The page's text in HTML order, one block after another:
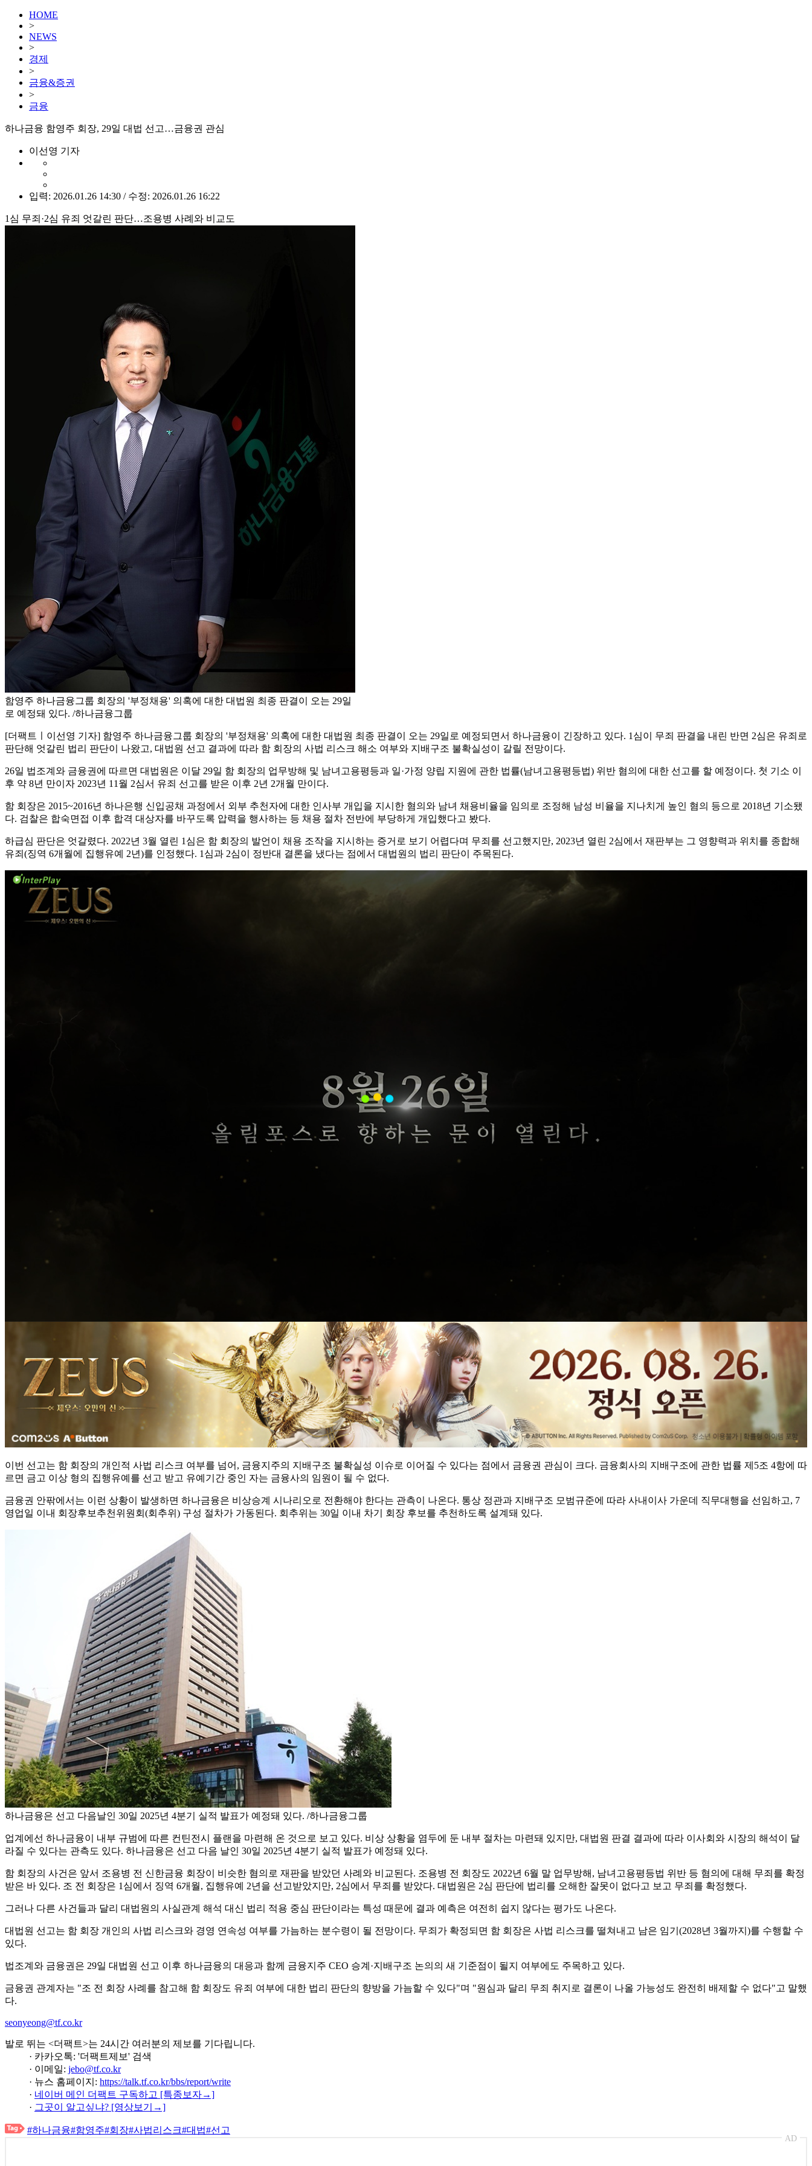
HOME
>
NEWS
>
경제
>
금융&증권
>
금융
하나금융 함영주 회장, 29일 대법 선고…금융권 관심
이선영 기자
입력: 2026.01.26 14:30 / 수정: 2026.01.26 16:22
1심 무죄·2심 유죄 엇갈린 판단…조용병 사례와 비교도
함영주 하나금융그룹 회장의 '부정채용' 의혹에 대한 대법원 최종 판결이 오는 29일
로 예정돼 있다. /하나금융그룹
[더팩트ㅣ이선영 기자] 함영주 하나금융그룹 회장의 '부정채용' 의혹에 대한 대법원 최종 판결이 오는 29일로 예정되면서 하나금융이 긴장하고 있다. 1심이 무죄 판결을 내린 반면 2심은 유죄로
판단해 엇갈린 법리 판단이 나왔고, 대법원 선고 결과에 따라 함 회장의 사법 리스크 해소 여부와 지배구조 불확실성이 갈릴 전망이다.
26일 법조계와 금융권에 따르면 대법원은 이달 29일 함 회장의 업무방해 및 남녀고용평등과 일·가정 양립 지원에 관한 법률(남녀고용평등법) 위반 혐의에 대한 선고를 할 예정이다. 첫 기소 이
후 약 8년 만이자 2023년 11월 2심서 유죄 선고를 받은 이후 2년 2개월 만이다.
함 회장은 2015~2016년 하나은행 신입공채 과정에서 외부 추천자에 대한 인사부 개입을 지시한 혐의와 남녀 채용비율을 임의로 조정해 남성 비율을 지나치게 높인 혐의 등으로 2018년 기소됐
다. 검찰은 합숙면접 이후 합격 대상자를 바꾸도록 압력을 행사하는 등 채용 절차 전반에 부당하게 개입했다고 봤다.
하급심 판단은 엇갈렸다. 2022년 3월 열린 1심은 함 회장의 발언이 채용 조작을 지시하는 증거로 보기 어렵다며 무죄를 선고했지만, 2023년 열린 2심에서 재판부는 그 영향력과 위치를 종합해
유죄(징역 6개월에 집행유예 2년)를 인정했다. 1심과 2심이 정반대 결론을 냈다는 점에서 대법원의 법리 판단이 주목된다.
이번 선고는 함 회장의 개인적 사법 리스크 여부를 넘어, 금융지주의 지배구조 불확실성 이슈로 이어질 수 있다는 점에서 금융권 관심이 크다. 금융회사의 지배구조에 관한 법률 제5조 4항에 따
르면 금고 이상 형의 집행유예를 선고 받고 유예기간 중인 자는 금융사의 임원이 될 수 없다.
금융권 안팎에서는 이런 상황이 발생하면 하나금융은 비상승계 시나리오로 전환해야 한다는 관측이 나온다. 통상 정관과 지배구조 모범규준에 따라 사내이사 가운데 직무대행을 선임하고, 7
영업일 이내 회장후보추천위원회(회추위) 구성 절차가 가동된다. 회추위는 30일 이내 차기 회장 후보를 추천하도록 설계돼 있다.
하나금융은 선고 다음날인 30일 2025년 4분기 실적 발표가 예정돼 있다. /하나금융그룹
업계에선 하나금융이 내부 규범에 따른 컨틴전시 플랜을 마련해 온 것으로 보고 있다. 비상 상황을 염두에 둔 내부 절차는 마련돼 있지만, 대법원 판결 결과에 따라 이사회와 시장의 해석이 달
라질 수 있다는 관측도 있다. 하나금융은 선고 다음 날인 30일 2025년 4분기 실적 발표가 예정돼 있다.
함 회장의 사건은 앞서 조용병 전 신한금융 회장이 비슷한 혐의로 재판을 받았던 사례와 비교된다. 조용병 전 회장도 2022년 6월 말 업무방해, 남녀고용평등법 위반 등 혐의에 대해 무죄를 확정
받은 바 있다. 조 전 회장은 1심에서 징역 6개월, 집행유예 2년을 선고받았지만, 2심에서 무죄를 받았다. 대법원은 2심 판단에 법리를 오해한 잘못이 없다고 보고 무죄를 확정했다.
그러나 다른 사건들과 달리 대법원의 사실관계 해석 대신 법리 적용 중심 판단이라는 특성 때문에 결과 예측은 여전히 쉽지 않다는 평가도 나온다.
대법원 선고는 함 회장 개인의 사법 리스크와 경영 연속성 여부를 가늠하는 분수령이 될 전망이다. 무죄가 확정되면 함 회장은 사법 리스크를 떨쳐내고 남은 임기(2028년 3월까지)를 수행할 수
있다.
법조계와 금융권은 29일 대법원 선고 이후 하나금융의 대응과 함께 금융지주 CEO 승계·지배구조 논의의 새 기준점이 될지 여부에도 주목하고 있다.
금융권 관계자는 "조 전 회장 사례를 참고해 함 회장도 유죄 여부에 대한 법리 판단의 향방을 가늠할 수 있다"며 "원심과 달리 무죄 취지로 결론이 나올 가능성도 완전히 배제할 수 없다"고 말했
다.
seonyeong@tf.co.kr
발로 뛰는 <더팩트>는 24시간 여러분의 제보를 기다립니다.
· 카카오톡: '더팩트제보' 검색
· 이메일: jebo@tf.co.kr
· 뉴스 홈페이지: https://talk.tf.co.kr/bbs/report/write
· 네이버 메인 더팩트 구독하고 [특종보자→]
· 그곳이 알고싶냐? [영상보기→]
#하나금융#함영주#회장#사법리스크#대법#선고
AD